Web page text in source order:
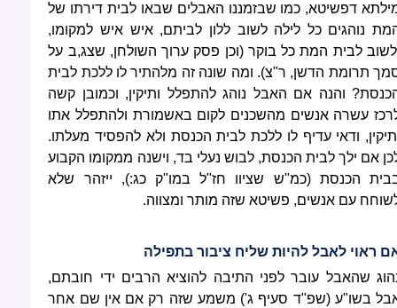
דפשיטא, כמו שבזמננו האבלים שבאו לבית דירתו של
נוהגים כל לילה לשוב ללון לביתם, איש איש למקומו,
לבית המת כל בוקר (וכן פסק ערוך השולחן, שצג,ב על
תרומת הדשן, ר"צ). ומה שונה זה מלהתיר לו ללכת לבית
והנה אם האבל נוהג להתפלל ותיקין, וכמובן קשה
עשרה אנשים מהשכנים לקום באשמורת ולהתפלל אתו
ודאי עדיף לו ללכת לבית הכנסת ולא להפסיד מעלתו.
אם ילך לבית הכנסת, לבוש נעלי בד, וישנה ממקומו הקבוע
הכנסת (כמ"ש שציוו חז"ל במו"ק כג:), ייזהר שלא
עם אנשים, פשיטא שזה מותר ומצווה.
ראוי לאבל להיות שליח ציבור בתפילה
שהאבל עובר לפני התיבה להוציא הרבים ידי חובתם,
בשו"ע (שפ"ד סעיף ג') משמע שזה רק אם אין שם אחר